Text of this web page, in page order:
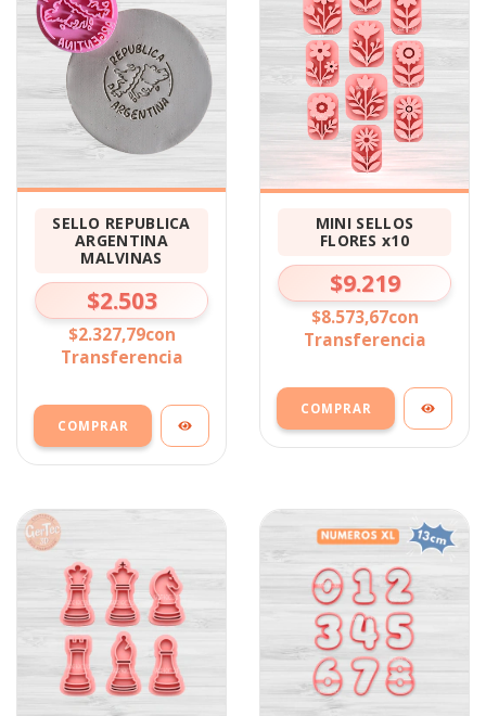
SELLO REPUBLICA
ARGENTINA
MALVINAS
$2.503
$2.327,79con
Transferencia
MINI SELLOS
FLORES x10
$9.219
$8.573,67con
Transferencia